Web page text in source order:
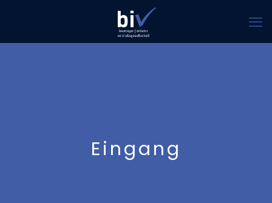
Eingang